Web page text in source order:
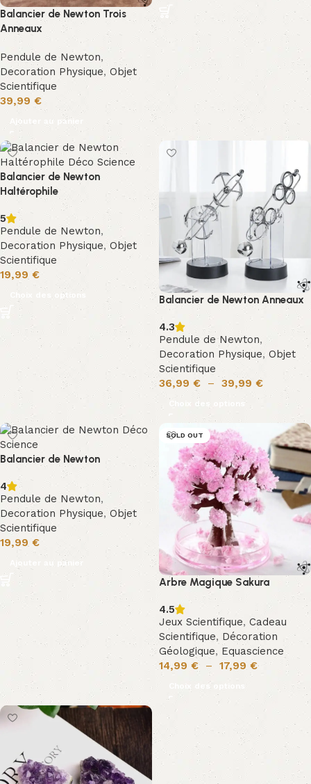
Balancier de Newton Trois
Anneaux
Pendule de Newton,
Decoration Physique, Objet
Scientifique
39,99 €
Ajouter au panier
Balancier de Newton
Haltérophile
5
Pendule de Newton,
Decoration Physique,Objet
Scientifique
19,99 €
Choix des options Balancier de Newton Anneaux
4.3
Pendule de Newton,
Decoration Physique, Objet
Scientifique
36,99 € – 39,99 €
Choix des options
Balancier de Newton
4
Pendule de Newton,
Decoration Physique,Objet
Scientifique
19,99 €
Ajouter au panier
SOLD OUT
Arbre Magique Sakura
4.5
Jeux Scientifique, Cadeau
Scientifique, Décoration
Géologique, Equascience
14,99 € – 17,99 €
Choix des options